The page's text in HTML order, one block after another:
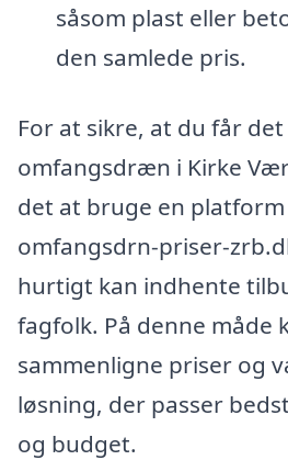
såsom plast eller
den samlede pris.
For at sikre, at du får
omfangsdræn i Kirke
det at bruge en platform
omfangsdrn-priser-
hurtigt kan indhente
fagfolk. På denne måde
sammenligne priser og
løsning, der passer
og budget.